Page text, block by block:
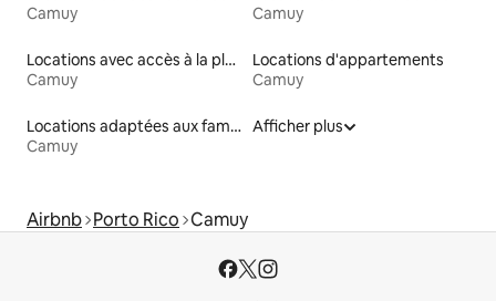
Camuy
Camuy
Locations avec accès à la plage
Camuy
Locations d'appartements
Camuy
Locations adaptées aux familles
Camuy
Afficher plus
Airbnb Porto Rico Camuy